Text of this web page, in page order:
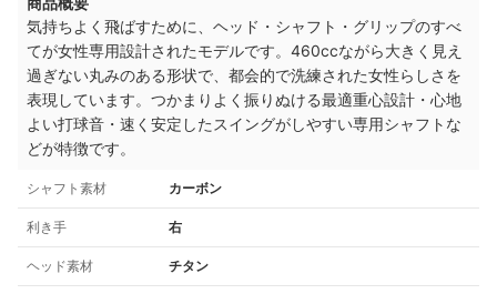
気持ちよく飛ばすために、ヘッド・シャフト・グリップのすべ
てが女性専用設計されたモデルです。460ccながら大きく見え
過ぎない丸みのある形状で、都会的で洗練された女性らしさを
表現しています。つかまりよく振りぬける最適重心設計・心地
よい打球音・速く安定したスイングがしやすい専用シャフトな
どが特徴です。
シャフト素材 カーボン
利き手 右
ヘッド素材 チタン